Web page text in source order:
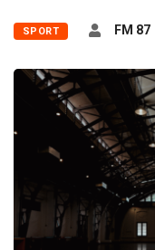
SPORT FM 87